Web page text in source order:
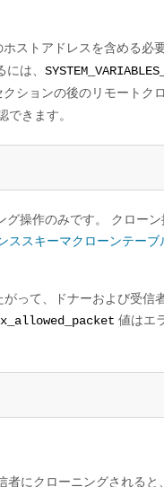
ストアドレスを含める必
は、
ションの後のリモートク
できます。
操作のみです。 クロー
ススキーマクローンテーブ
って、ドナーおよび受信
値はエ
者にクローニングされる